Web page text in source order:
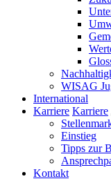
WISAG
International
Karriere Karriere
Einstieg
Tipps zur
Kontakt